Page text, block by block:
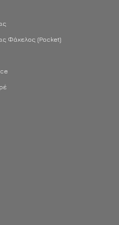
Φάκελος (Pocket)